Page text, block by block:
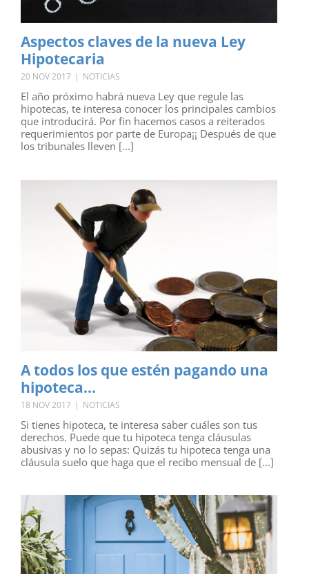
Aspectos claves de la nueva Ley
Hipotecaria
20 NOV 2017 | NOTICIAS
El año próximo habrá nueva Ley que regule las
hipotecas, te interesa conocer los principales cambios
que introducirá. Por fin hacemos casos a reiterados
requerimientos por parte de Europa¡¡ Después de que
los tribunales lleven [...]
A todos los que estén pagando una
hipoteca…
18 NOV 2017 | NOTICIAS
Si tienes hipoteca, te interesa saber cuáles son tus
derechos. Puede que tu hipoteca tenga cláusulas
abusivas y no lo sepas: Quizás tu hipoteca tenga una
cláusula suelo que haga que el recibo mensual de [...]